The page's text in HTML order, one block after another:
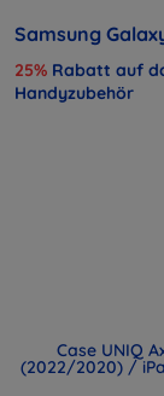
Samsung
25% Rabatt auf
Handyzubehör
Case UNIQ
(2022/2020) /